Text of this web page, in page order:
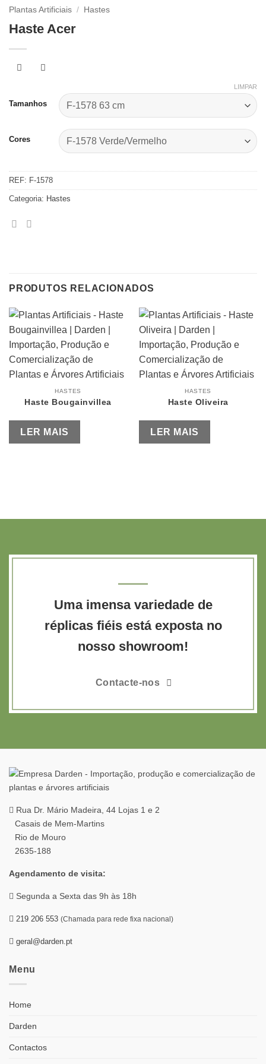
Plantas Artificiais / Hastes
Haste Acer
Tamanhos
Cores
LIMPAR
REF: F-1578
Categoria: Hastes
PRODUTOS RELACIONADOS
HASTES
Haste Bougainvillea
LER MAIS
HASTES
Haste Oliveira
LER MAIS
Uma imensa variedade de
réplicas fiéis está exposta no
nosso showroom!
Contacte-nos
Rua Dr. Mário Madeira, 44 Lojas 1 e 2
Casais de Mem-Martins
Rio de Mouro
2635-188
Agendamento de visita:
Segunda a Sexta das 9h às 18h
219 206 553 (Chamada para rede fixa nacional)
geral@darden.pt
Menu
Home
Darden
Contactos